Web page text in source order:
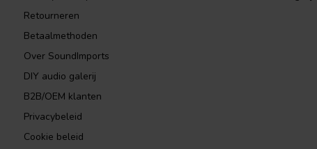
Retourneren
Betaalmethoden
Over SoundImports
DIY audio galerij
B2B/OEM klanten
Privacybeleid
Cookie beleid